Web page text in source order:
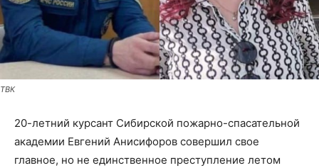
ТВК
20-летний курсант Сибирской пожарно-спасательной
академии Евгений Анисифоров совершил свое
главное, но не единственное преступление летом